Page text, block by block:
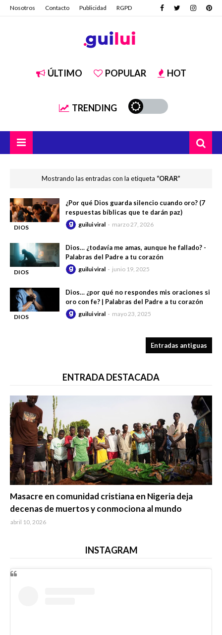
Nosotros Contacto Publicidad RGPD
ÚLTIMO POPULAR HOT
TRENDING
Mostrando las entradas con la etiqueta ORAR
DIOS
SILENCIO
¿Por qué Dios guarda silencio cuando oro? (7
respuestas bíblicas que te darán paz)
guilui viral marzo 27, 2026
DIOS
Dios… ¿todavía me amas, aunque he fallado? -
Palabras del Padre a tu corazón
guilui viral junio 19, 2025
DIOS
Dios… ¿por qué no respondes mis oraciones si
oro con fe? | Palabras del Padre a tu corazón
guilui viral mayo 23, 2025
Entradas antiguas
ENTRADA DESTACADA
Masacre en comunidad cristiana en Nigeria deja
decenas de muertos y conmociona al mundo
abril 10, 2026
INSTAGRAM